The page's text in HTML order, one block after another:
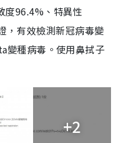
度96.4%、特異性
，有效檢測新冠病毒變
變種病毒。使用鼻拭子
+2